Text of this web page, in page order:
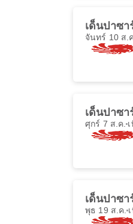
เด็นปาซา
จันทร์ 10 ส.
เด็นปาซา
ศุกร์ 7 ส.ค.
เด็นปาซา
พุธ 19 ส.ค.